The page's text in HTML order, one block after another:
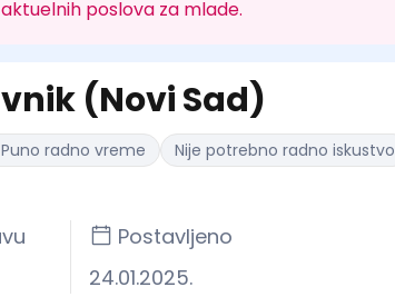
aktuelnih poslova za mlade.
(Novi Sad)
Postavljeno
24.01.2025.
Puno radno vreme Nije potrebno radno iskustvo